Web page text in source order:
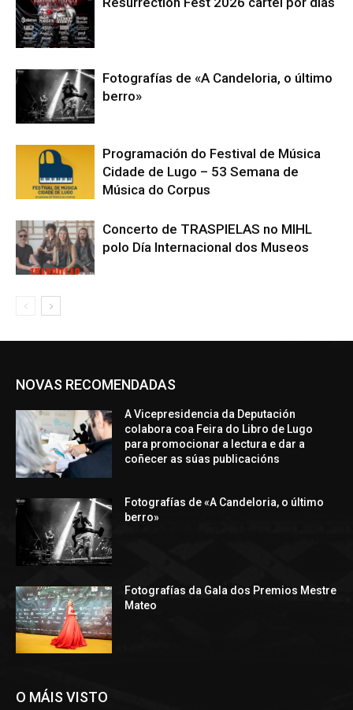
Fotografías de «A Candeloria, o último
berro»
Programación do Festival de Música
Cidade de Lugo – 53 Semana de
Música do Corpus
Concerto de TRASPIELAS no MIHL
polo Día Internacional dos Museos
NOVAS RECOMENDADAS
A Vicepresidencia da Deputación
colabora coa Feira do Libro de Lugo
para promocionar a lectura e dar a
coñecer as súas publicacións
Fotografías de «A Candeloria, o último
berro»
Fotografías da Gala dos Premios Mestre
Mateo
O MÁIS VISTO